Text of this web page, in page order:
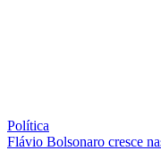
Política
Flávio Bolsonaro cresce